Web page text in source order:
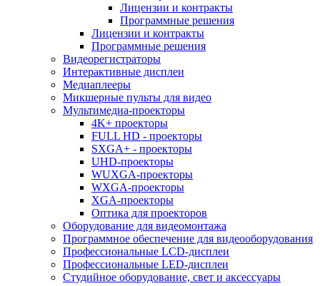
Лицензии и контракты
Программные решения
Лицензии и контракты
Программные решения
Видеорегистраторы
Интерактивные дисплеи
Медиаплееры
Микшерные пульты для видео
Мультимедиа-проекторы
4K+ проекторы
FULL HD - проекторы
SXGA+ - проекторы
UHD-проекторы
WUXGA-проекторы
WXGA-проекторы
XGA-проекторы
Оптика для проекторов
Оборудование для видеомонтажа
Программное обеспечение для видеооборудования
Профессиональные LCD-дисплеи
Профессиональные LED-дисплеи
Студийное оборудование, свет и аксессуары